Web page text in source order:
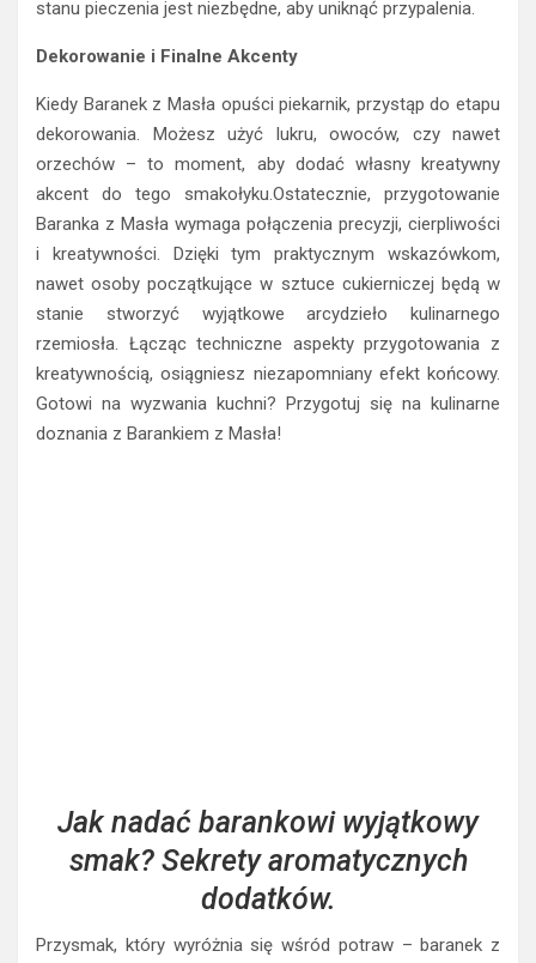
stanu pieczenia jest niezbędne, aby uniknąć przypalenia.
Dekorowanie i Finalne Akcenty
Kiedy Baranek z Masła opuści piekarnik, przystąp do etapu
dekorowania. Możesz użyć lukru, owoców, czy nawet
orzechów – to moment, aby dodać własny kreatywny
akcent do tego smakołyku.Ostatecznie, przygotowanie
Baranka z Masła wymaga połączenia precyzji, cierpliwości
i kreatywności. Dzięki tym praktycznym wskazówkom,
nawet osoby początkujące w sztuce cukierniczej będą w
stanie stworzyć wyjątkowe arcydzieło kulinarnego
rzemiosła. Łącząc techniczne aspekty przygotowania z
kreatywnością, osiągniesz niezapomniany efekt końcowy.
Gotowi na wyzwania kuchni? Przygotuj się na kulinarne
doznania z Barankiem z Masła!
Jak nadać barankowi wyjątkowy
smak? Sekrety aromatycznych
dodatków.
Przysmak, który wyróżnia się wśród potraw – baranek z